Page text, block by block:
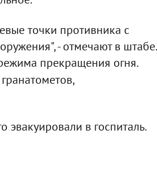
точки противника с
- отмечают в штабе.
прекращения огня.
в госпиталь.